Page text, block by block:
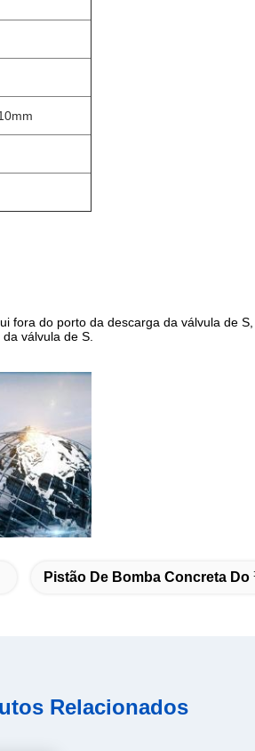
do porto da descarga da válvula de
válvula de S.
Pistão De Bomba Concreta Do
Relacionados